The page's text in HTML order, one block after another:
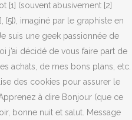
[1] (souvent abusivement [2]
[5]), imaginé par le graphiste en
suis une geek passionnée de
j’ai décidé de vous faire part de
achats, de mes bons plans, etc.
des cookies pour assurer le
à dire Bonjour (que ce
bonne nuit et salut. Message